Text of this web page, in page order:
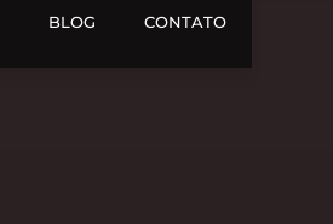
BLOG CONTATO